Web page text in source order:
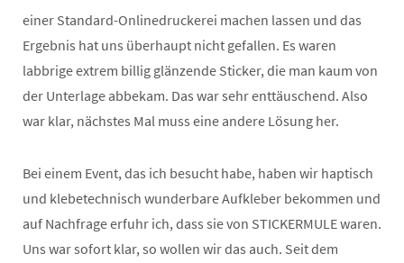
einer Standard-Onlinedruckerei machen lassen und das
Ergebnis hat uns überhaupt nicht gefallen. Es waren
labbrige extrem billig glänzende Sticker, die man kaum von
der Unterlage abbekam. Das war sehr enttäuschend. Also
war klar, nächstes Mal muss eine andere Lösung her.
Bei einem Event, das ich besucht habe, haben wir haptisch
und klebetechnisch wunderbare Aufkleber bekommen und
auf Nachfrage erfuhr ich, dass sie von STICKERMULE waren.
Uns war sofort klar, so wollen wir das auch. Seit dem